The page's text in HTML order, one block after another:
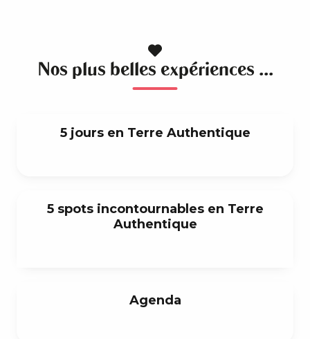
Nos plus belles expériences ...
5 jours en Terre Authentique
5 spots incontournables en Terre
Authentique
Agenda